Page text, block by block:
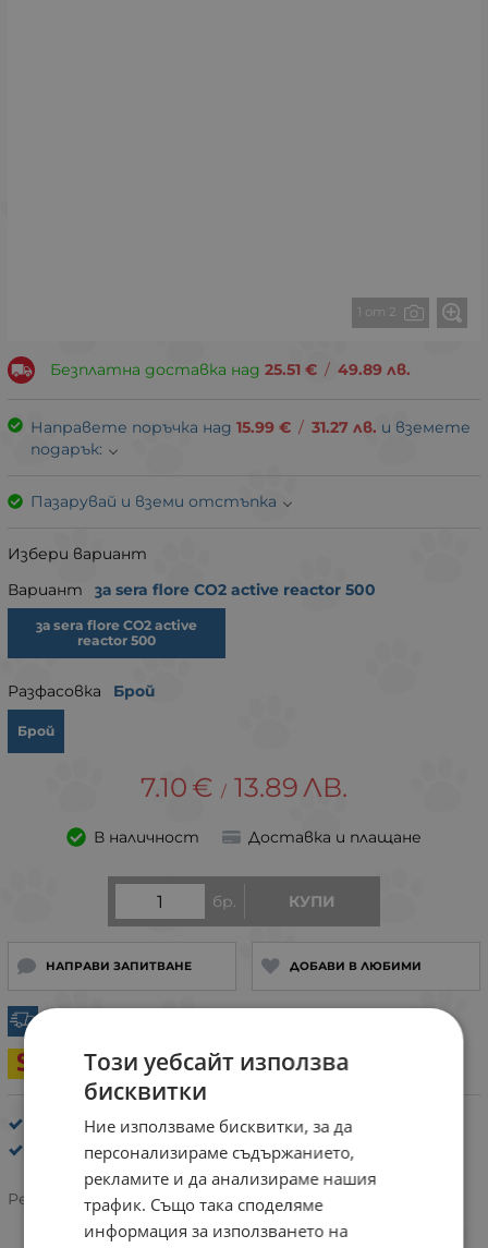
1 от 2
Безплатна доставка над 25.51 € / 49.89 лв.
Направете поръчка над 15.99 € / 31.27 лв. и вземете
подарък:
Пазарувай и вземи отстъпка
Избери вариант
Вариант
за sera flore CO2 active reactor 500
за sera flore CO2 active
reactor 500
Разфасовка Брой
Брой
7.10 € / 13.89 ЛВ.
В наличност Доставка и плащане
бр. КУПИ
НАПРАВИ ЗАПИТВАНЕ ДОБАВИ В ЛЮБИМИ
За sera
Резервни части за аквариумно оборудване
Рейтинг:
Този уебсайт използва
бисквитки
Ние използваме бисквитки, за да
персонализираме съдържанието,
рекламите и да анализираме нашия
трафик. Също така споделяме
информация за използването на